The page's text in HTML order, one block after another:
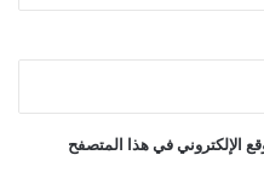
الإلكتروني في هذا المتصفح